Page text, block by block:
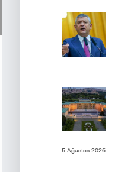
5 Ağustos 2026